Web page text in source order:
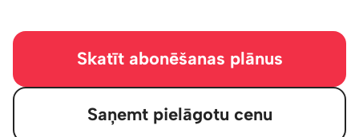
Skatīt abonēšanas plānus
Saņemt pielāgotu cenu